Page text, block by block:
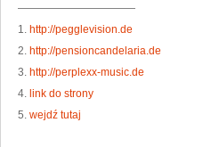
———————————
1. http://pegglevision.de
2. http://pensioncandelaria.de
3. http://perplexx-music.de
4. link do strony
5. wejdź tutaj